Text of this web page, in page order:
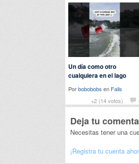
+2 (14 votos)
Un día como otro
cualquiera en el lago
Porbobobobs en Fails
Deja tu
Necesitas tener una
¡Registra tu cuenta